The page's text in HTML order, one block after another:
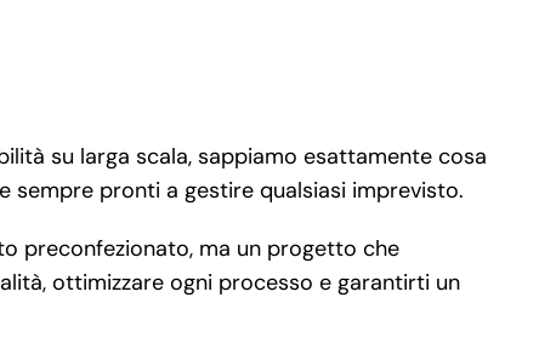
su larga scala, sappiamo esattamente cosa
sempre pronti a gestire qualsiasi imprevisto.
preconfezionato, ma un progetto che
ottimizzare ogni processo e garantirti un